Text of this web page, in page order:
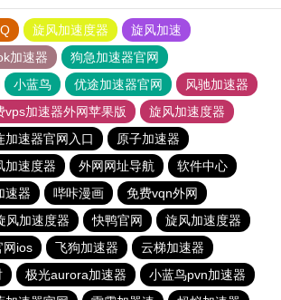
旋风加速度器
旋风加速
加速器
狗急加速器官网
小蓝鸟 优途加速器官网
风驰加速器
vps加速器外网苹果版
旋风加速度器
加速器官网入口
原子加速器
加速度器 外网网址导航
软件中心
速器 哔咔漫画
免费vqn外网
风加速度器 快鸭官网
旋风加速度器
网ios
飞狗加速器
云梯加速器
极光aurora加速器
小蓝鸟pvn加速器